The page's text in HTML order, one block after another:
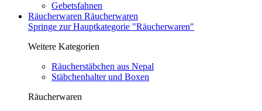
Gebetsfahnen
Räucherwaren Räucherwaren
Springe zur Hauptkategorie "Räucherwaren"
Weitere Kategorien
Räucherstäbchen aus Nepal
Stäbchenhalter und Boxen
Räucherwaren